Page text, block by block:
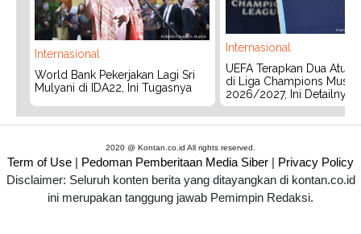
Internasional
World Bank Pekerjakan Lagi Sri
Mulyani di IDA22, Ini Tugasnya
Internasional
UEFA Terapkan Dua
di Liga Champions Musim
2026/2027, Ini Detailnya
2020 @ Kontan.co.id All rights reserved.
Term of Use | Pedoman Pemberitaan Media Siber | Privacy Policy
Disclaimer: Seluruh konten berita yang ditayangkan di kontan.co.id
ini merupakan tanggung jawab Pemimpin Redaksi.